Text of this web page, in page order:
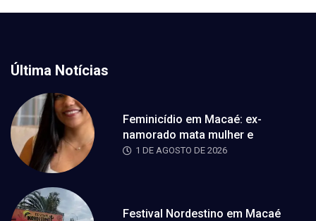
Última Notícias
Feminicídio em Macaé: ex-
namorado mata mulher e
1 DE AGOSTO DE 2026
Festival Nordestino em Macaé